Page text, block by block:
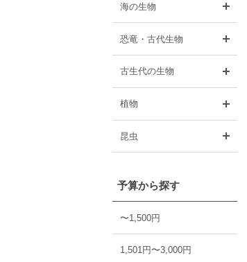
海の生物
恐竜・古代生物
古生代の生物
植物
昆虫
予算から探す
〜1,500円
1,501円〜3,000円